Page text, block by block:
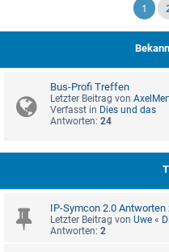
1
Bus-Profi Treffen
Letzter Beitrag von
Verfasst in Dies und das
Antworten: 24
IP-Symcon 2.0 Antworten
Letzter Beitrag von Uwe «
Antworten: 2